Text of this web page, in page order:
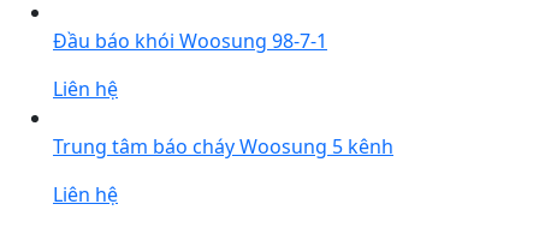
Đầu báo khói Woosung 98-7-1
Liên hệ
Trung tâm báo cháy Woosung 5 kênh
Liên hệ